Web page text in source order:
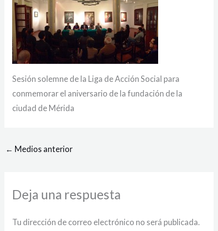
Sesión solemne de la Liga de Acción Social para
conmemorar el aniversario de la fundación de la
ciudad de Mérida
← Medios anterior
Deja una respuesta
Tu dirección de correo electrónico no será publicada.